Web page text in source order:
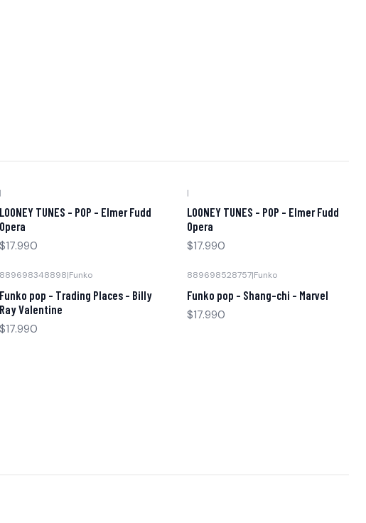
|
LOONEY TUNES - POP - Elmer Fudd
Opera
$17.990
|
LOONEY TUNES - POP - Elmer Fudd
Opera
$17.990
889698348898|Funko
Funko pop - Trading Places - Billy
Ray Valentine
$17.990
889698528757|Funko
Funko pop - Shang-chi - Marvel
$17.990